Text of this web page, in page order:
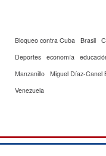
Bloqueo contra Cuba Brasil
Deportes economía
Manzanillo Miguel Díaz-Canel
Venezuela